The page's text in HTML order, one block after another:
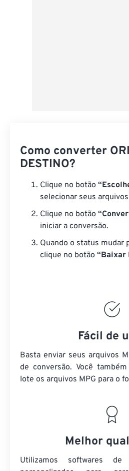
Como converter
DESTINO?
Clique no botão
selecionar seus arquivos
Clique no botão
iniciar a conversão.
Quando o status mudar
clique no botão “Baixar
Fácil de
Basta enviar seus arquivos
de conversão. Você
lote os arquivos MPG para o
Melhor
Utilizamos softwares